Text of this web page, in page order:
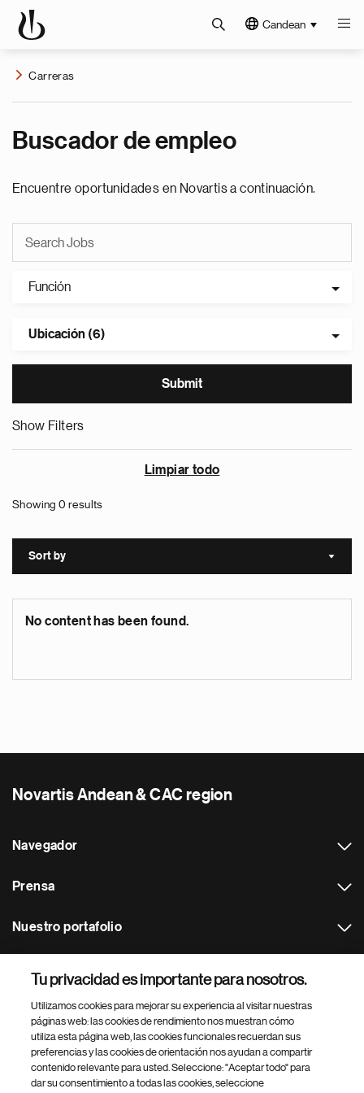
Candean
Carreras
Buscador de empleo
Encuentre oportunidades en Novartis a continuación.
Función
Ubicación (6)
Show Filters
Limpiar todo
Showing 0 results
Sort by Sort
No content has been found.
Novartis Andean & CAC region
Navegador
Prensa
Nuestro portafolio
Footer Site Search
Tu privacidad es importante para nosotros.
Utilizamos cookies para mejorar su experiencia al visitar nuestras
páginas web: las cookies de rendimiento nos muestran cómo
utiliza esta página web, las cookies funcionales recuerdan sus
preferencias y las cookies de orientación nos ayudan a compartir
contenido relevante para usted. Seleccione: "Aceptar todo" para
dar su consentimiento a todas las cookies, seleccione